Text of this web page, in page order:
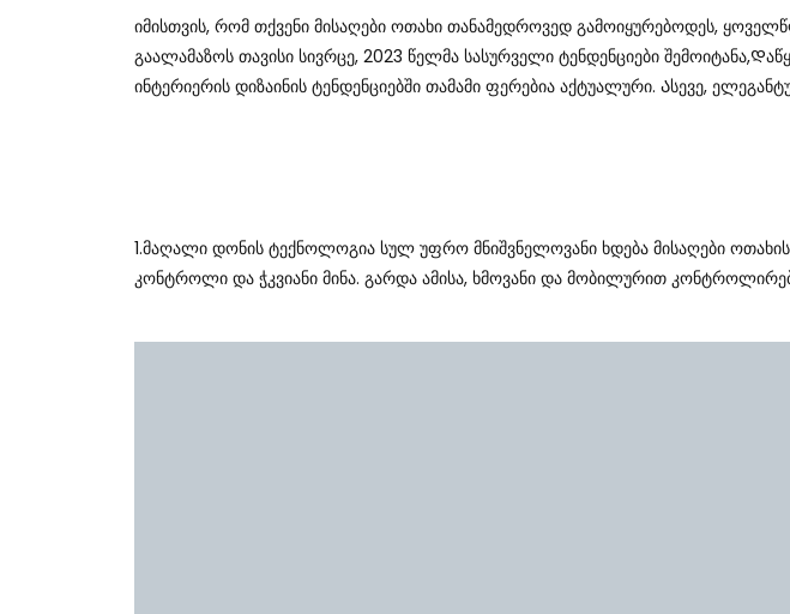
Იმისთვის, Რომ Თქვენი Მისაღები Ოთახი Თანამედროვედ Გამოიყურებოდეს,
Გაალამაზოს Თავისი Სივრცე, 2023 Წელმა Სასურველი Ტენდენციები
Ინტერიერის Დიზაინის Ტენდენციებში Თამამი Ფერებია Აქტუალური. Ასევე,
1.მაღალი Დონის Ტექნოლოგია Სულ Უფრო Მნიშვნელოვანი Ხდება Მისაღები
Კონტროლი Და Ჭკვიანი Მინა. Გარდა Ამისა, Ხმოვანი Და Მობილურით